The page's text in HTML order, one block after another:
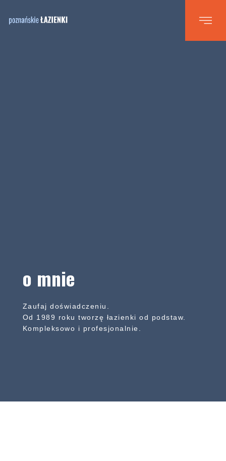
o mnie
Zaufaj doświadczeniu.
Od 1989 roku tworzę łazienki od podstaw.
Kompleksowo i profesjonalnie.